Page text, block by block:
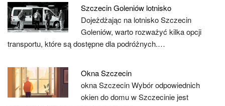
Szczecin Goleniów lotnisko
Dojeżdżając na lotnisko Szczecin
Goleniów, warto rozważyć kilka opcji
transportu, które są dostępne dla podróżnych.…
Okna Szczecin
okna Szczecin Wybór odpowiednich
okien do domu w Szczecinie jest